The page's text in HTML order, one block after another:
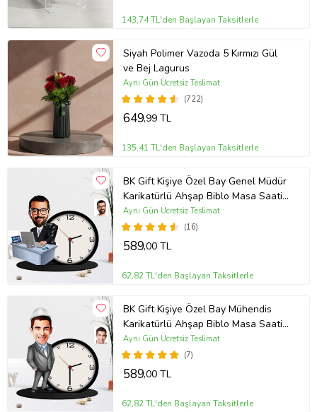
143,74 TL'den Başlayan Taksitlerle
Siyah Polimer Vazoda 5 Kırmızı Gül
ve Bej Lagurus
(722)
Aynı Gün Ücretsiz Teslimat
649,99 TL
135,41 TL'den Başlayan Taksitlerle
BK Gift Kişiye Özel Bay Genel Müdür
Karikatürlü Ahşap Biblo Masa Saati
(Çok Renkli)
(16)
Aynı Gün Ücretsiz Teslimat
589,00 TL
62,82 TL'den Başlayan Taksitlerle
BK Gift Kişiye Özel Bay Mühendis
Karikatürlü Ahşap Biblo Masa Saati
(Çok Renkli)
(7)
Aynı Gün Ücretsiz Teslimat
589,00 TL
62,82 TL'den Başlayan Taksitlerle